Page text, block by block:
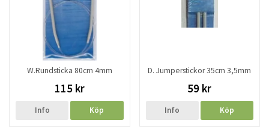
W.Rundsticka 80cm 4mm
115 kr
Info Köp
D. Jumperstickor 35cm 3,5mm
59 kr
Info Köp